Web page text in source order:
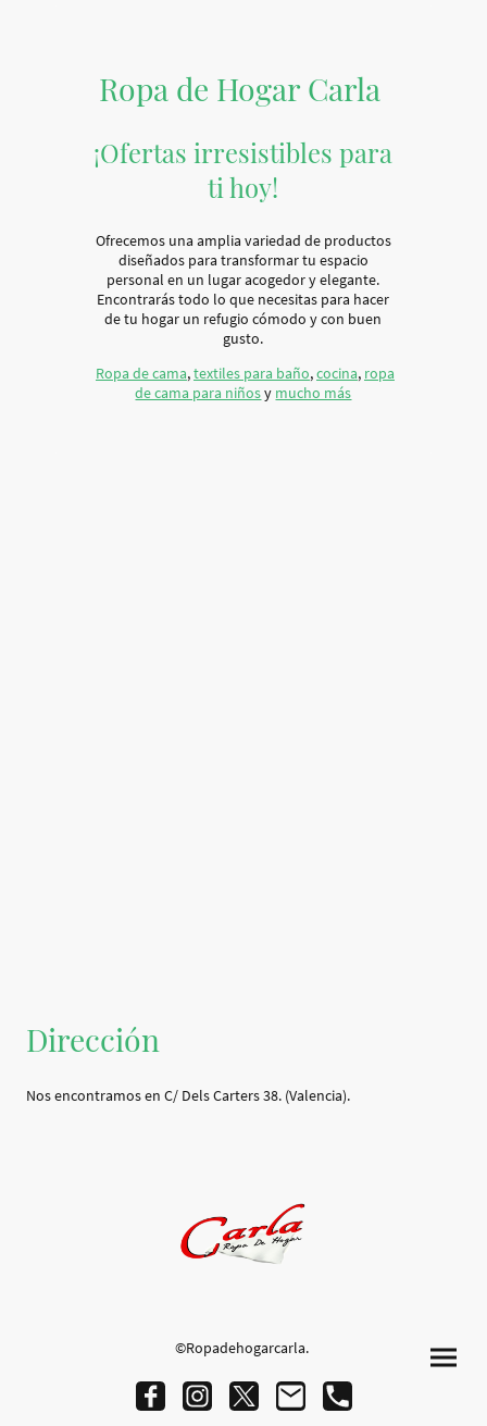
Ropa de Hogar Carla
¡Ofertas irresistibles para
ti hoy!
Ofrecemos una amplia variedad de productos
diseñados para transformar tu espacio
personal en un lugar acogedor y elegante.
Encontrarás todo lo que necesitas para hacer
de tu hogar un refugio cómodo y con buen
gusto.
Ropa de cama,textiles para baño,cocina, ropa
de cama para niñosy mucho más
Dirección
Nos encontramos en C/ Dels Carters 38. (Valencia).
©Ropadehogarcarla.